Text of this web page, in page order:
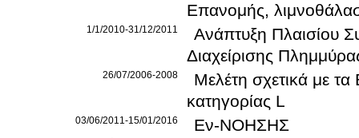
Επανομής,
1/1/2010-31/12/2011
Ανάπτυξη Πλαισίου
Διαχείρισης
26/07/2006-2008
Μελέτη σχετικά με
κατηγορίας L
03/06/2011-15/01/2016 Εν-ΝΟΗΣΗΣ